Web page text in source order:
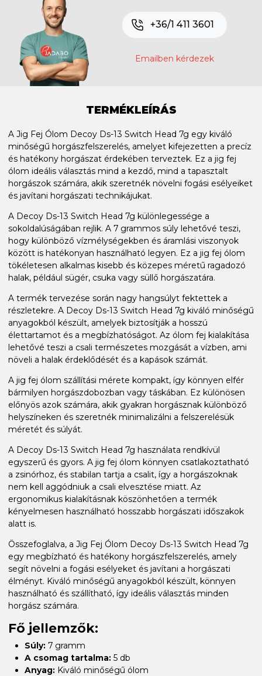
+36/1 411 3601
Emailben kérdezek
TERMÉKLEÍRÁS
A Jig Fej Ólom Decoy Ds-13 Switch Head 7g egy kiváló
minőségű horgászfelszerelés, amelyet kifejezetten a precíz
és hatékony horgászat érdekében terveztek. Ez a jig fej
ólom ideális választás mind a kezdő, mind a tapasztalt
horgászok számára, akik szeretnék növelni fogási esélyeiket
és javítani horgászati technikájukat.
A Decoy Ds-13 Switch Head 7g különlegessége a
sokoldalúságában rejlik. A 7 grammos súly lehetővé teszi,
hogy különböző vízmélységekben és áramlási viszonyok
között is hatékonyan használható legyen. Ez a jig fej ólom
tökéletesen alkalmas kisebb és közepes méretű ragadozó
halak, például sügér, csuka vagy süllő horgászatára.
A termék tervezése során nagy hangsúlyt fektettek a
részletekre. A Decoy Ds-13 Switch Head 7g kiváló minőségű
anyagokból készült, amelyek biztosítják a hosszú
élettartamot és a megbízhatóságot. Az ólom fej kialakítása
lehetővé teszi a csali természetes mozgását a vízben, ami
növeli a halak érdeklődését és a kapások számát.
A jig fej ólom szállítási mérete kompakt, így könnyen elfér
bármilyen horgászdobozban vagy táskában. Ez különösen
előnyös azok számára, akik gyakran horgásznak különböző
helyszíneken és szeretnék minimalizálni a felszerelésük
méretét és súlyát.
A Decoy Ds-13 Switch Head 7g használata rendkívül
egyszerű és gyors. A jig fej ólom könnyen csatlakoztatható
a zsinórhoz, és stabilan tartja a csalit, így a horgászoknak
nem kell aggódniuk a csali elvesztése miatt. Az
ergonomikus kialakításnak köszönhetően a termék
kényelmesen használható hosszabb horgászati időszakok
alatt is.
Összefoglalva, a Jig Fej Ólom Decoy Ds-13 Switch Head 7g
egy megbízható és hatékony horgászfelszerelés, amely
segít növelni a fogási esélyeket és javítani a horgászati
élményt. Kiváló minőségű anyagokból készült, könnyen
használható és szállítható, így ideális választás minden
horgász számára.
Fő jellemzők:
Súly: 7 gramm
A csomag tartalma: 5 db
Anyag: Kiváló minőségű ólom